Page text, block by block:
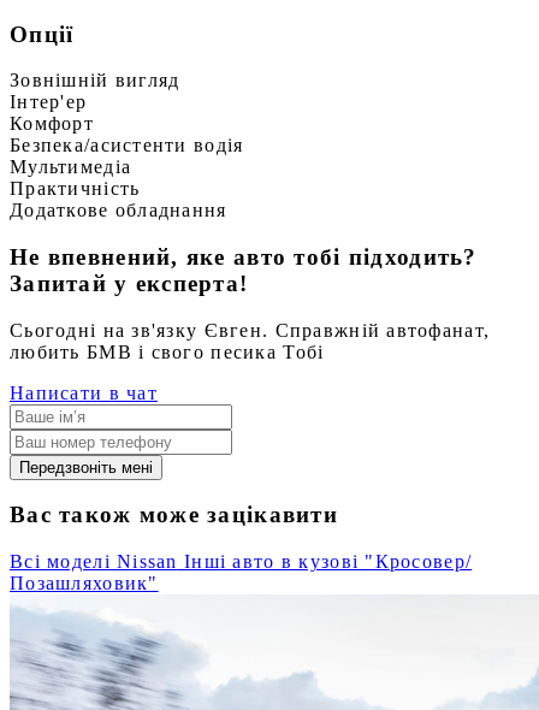
Опції
Зовнішній вигляд
Інтер'ер
Комфорт
Безпека/асистенти водія
Мультимедіа
Практичність
Додаткове обладнання
Не впевнений, яке авто тобі підходить?
Запитай у експерта!
Сьогодні на зв'язку Євген. Справжній автофанат,
любить БМВ і свого песика Тобі
Написати в чат
Передзвоніть мені
Вас також може зацікавити
Всі моделі Nissan Інші авто в кузові "Кросовер/
Позашляховик"